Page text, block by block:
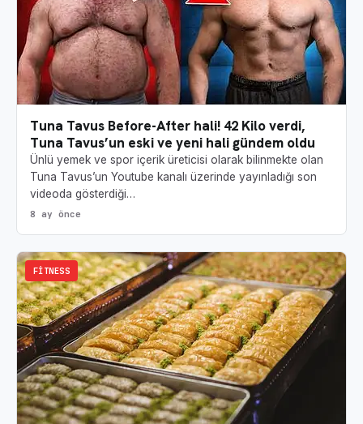
Tuna Tavus Before-After hali! 42 Kilo verdi,
Tuna Tavus’un eski ve yeni hali gündem oldu
Ünlü yemek ve spor içerik üreticisi olarak bilinmekte olan
Tuna Tavus’un Youtube kanalı üzerinde yayınladığı son
videoda gösterdiği…
8 ay önce
FITNESS